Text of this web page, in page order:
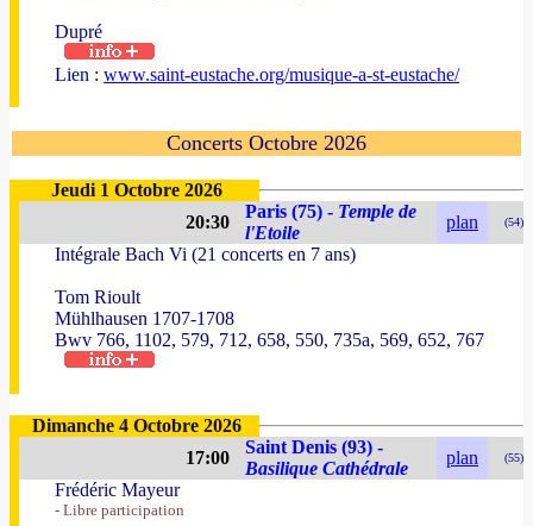
Dupré
Lien : www.saint-eustache.org/musique-a-st-eustache/
Concerts Octobre 2026
Jeudi 1 Octobre 2026
20:30
Paris (75) - Temple de
l'Etoile
plan (54)
Intégrale Bach Vi (21 concerts en 7 ans)
Tom Rioult
Mühlhausen 1707-1708
Bwv 766, 1102, 579, 712, 658, 550, 735a, 569, 652, 767
Dimanche 4 Octobre 2026
17:00
Saint Denis (93) -
Basilique Cathédrale
plan (55)
Frédéric Mayeur
- Libre participation